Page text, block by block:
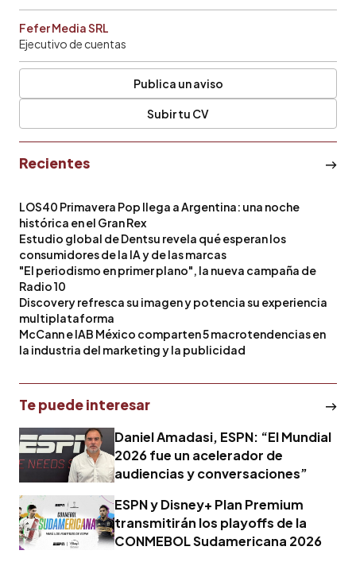
Fefer Media SRL
Ejecutivo de cuentas
Publica un aviso
Subir tu CV
Recientes
LOS40 Primavera Pop llega a Argentina: una noche
histórica en el Gran Rex
Estudio global de Dentsu revela qué esperan los
consumidores de la IA y de las marcas
"El periodismo en primer plano", la nueva campaña de
Radio 10
Discovery refresca su imagen y potencia su experiencia
multiplataforma
McCann e IAB México comparten 5 macrotendencias en
la industria del marketing y la publicidad
Te puede interesar
Daniel Amadasi, ESPN: “El Mundial
2026 fue un acelerador de
audiencias y conversaciones”
ESPN y Disney+ Plan Premium
transmitirán los playoffs de la
CONMEBOL Sudamericana 2026